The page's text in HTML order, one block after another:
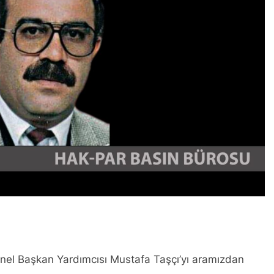
halkının meşru haklarının tanınması ile gerçekleşebilir. 1
Partisi-HAK-PAR Urfa ili SİVEREK ilçe kongresi yapıldı.
Partisi-HAK-PAR Heyeti, Hewler’de KDP İran
Hewler’de ENKS ile görüştü
Hewler’de KDP ALAKAD ile görüştü HAK-PAR Heyeti 25
Kurulu; ‘KÜRT HALKI HAK VE ÖZGÜRLÜK
üzerinden 102 yıl geçse de; Kürt milleti özgürlükten asla
HAK-PARê: Têkçûna heyî têkçûna rê û polîtîkayên xelet
Yardımcısı Mustafa Taşçı’yı aramızdan